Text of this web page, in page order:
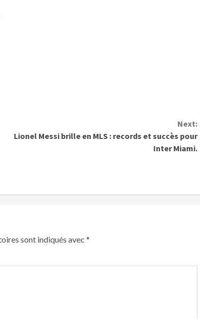
Next:
Lionel Messi brille en MLS : records et succès pour
Inter Miami.
sont indiqués avec *